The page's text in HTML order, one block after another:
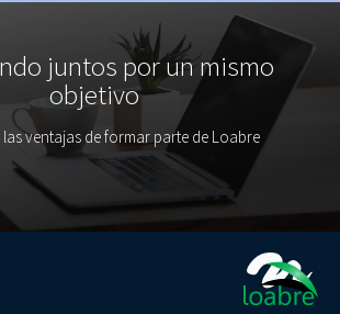
juntos por un mismo
objetivo
las ventajas de formar parte de Loabre